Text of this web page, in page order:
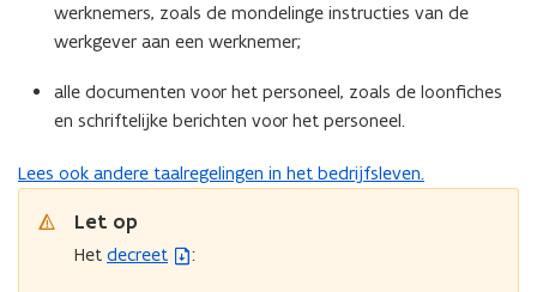
e
w
v
n
t
werknemers, zoals de mondelinge instructies van de
werkgever aan een werknemer;
alle documenten voor het personeel, zoals de loonfiches
en schriftelijke berichten voor het personeel.
Lees ook andere taalregelingen in het bedrijfsleven.
Let op
Het decreet
(
: